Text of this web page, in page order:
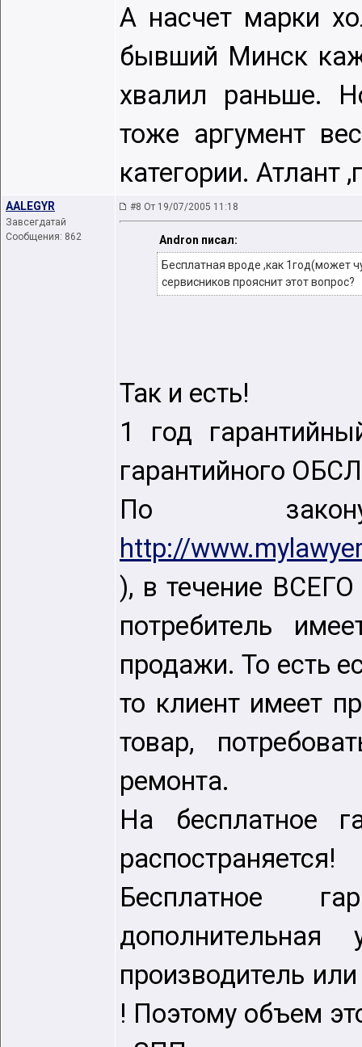
А насчет марки
бывший Минск
хвалил раньше.
тоже аргумент
категории. Атлант
AALEGYR
Завсегдатай
Сообщения: 862
#8 От 19/07/2005 11:18
Andron писал:
Бесплатная вроде ,как 1год(может
сервисников прояснит этот вопрос?
Так и есть!
1 год
гарантийного
По
http://
), в течение ВСЕГО
потребитель
продажи. То есть
то клиент имеет
товар,
ремонта.
На бесплатное
распостраняется!
Бесплатное
производитель
! Поэтому объем